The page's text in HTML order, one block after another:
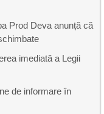
Prod Deva anunță că
imediată a Legii
de informare în